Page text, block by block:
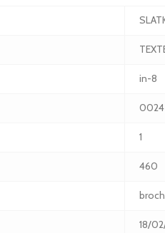
in-8
0024
1
460
18/